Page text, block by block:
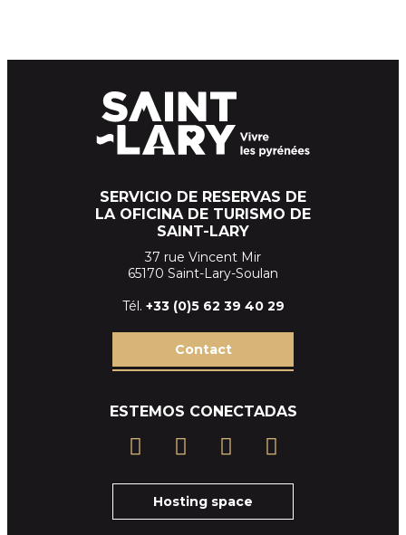
SERVICIO DE RESERVAS DE
LA OFICINA DE TURISMO DE
SAINT-LARY
37 rue Vincent Mir
65170 Saint-Lary-Soulan
Tél. +33 (0)5 62 39 40 29
Contact
ESTEMOS CONECTADAS
Hosting space